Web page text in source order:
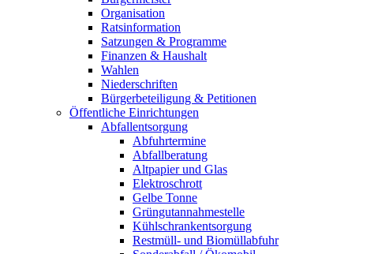
Organisation
Ratsinformation
Satzungen & Programme
Finanzen & Haushalt
Wahlen
Niederschriften
Bürgerbeteiligung & Petitionen
Öffentliche Einrichtungen
Abfallentsorgung
Abfuhrtermine
Abfallberatung
Altpapier und Glas
Elektroschrott
Gelbe Tonne
Grüngutannahmestelle
Kühlschrankentsorgung
Restmüll- und Biomüllabfuhr